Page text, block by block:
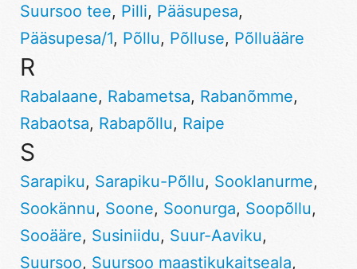
Suursoo tee, Pilli, Pääsupesa,
Pääsupesa/1, Põllu, Põlluse, Põlluääre
R
Rabalaane, Rabametsa, Rabanõmme,
Rabaotsa, Rabapõllu, Raipe
S
Sarapiku, Sarapiku-Põllu, Sooklanurme,
Sookännu, Soone, Soonurga, Soopõllu,
Sooääre, Susiniidu, Suur-Aaviku,
Suursoo, Suursoo maastikukaitseala,